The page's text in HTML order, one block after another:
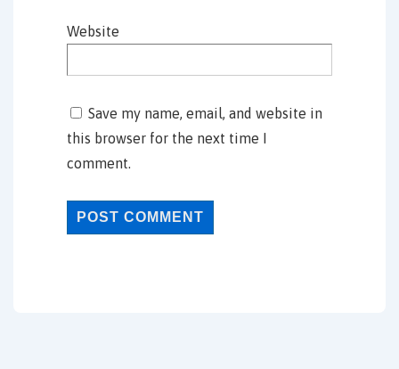
Website
Save my name, email, and website in
this browser for the next time I
comment.